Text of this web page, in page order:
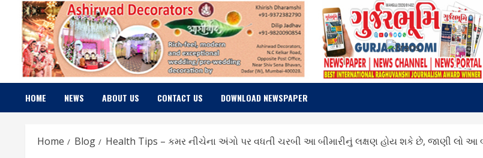
content
HOME NEWS ABOUT US CONTACT US DOWNLOAD NEWSPAPER
Home Blog Health Tips – કમર નીચેના અંગો પર વધતી ચરબી આ બીમારીનું લક્ષણ હોય શકે છે, જાણી લો આ